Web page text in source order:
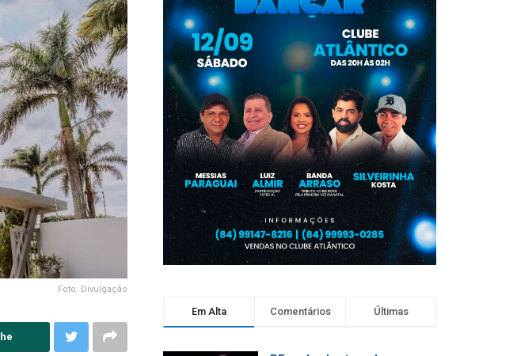
Foto: Divulgação
Em Alta Comentários Últimas